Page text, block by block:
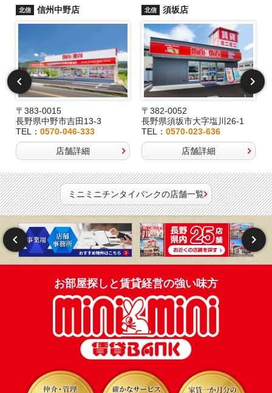
北信 信州中野店
〒383-0015
長野県中野市吉田13-3
TEL： 0570-046-333
店舗詳細
北信 須坂店
〒382-0052
長野県須坂市大字塩川26-1
TEL：0570-023-636
店舗詳細
ミニミニチンタイバンクの店舗一覧
お部屋探しと賃貸経営の強い味方